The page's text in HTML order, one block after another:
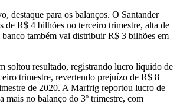
destaque para os balanços. O Santander
de R$ 4 bilhões no terceiro trimestre, alta de
também vai distribuir R$ 3 bilhões em
soltou resultado, registrando lucro líquido de
trimestre, revertendo prejuízo de R$ 8
de 2020. A Marfrig reportou lucro de
mais no balanço do 3º trimestre, com